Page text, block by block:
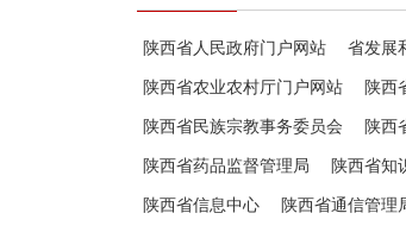
陕西省人民政府门户网站 省发展
陕西省农业农村厅门户网站 陕西
陕西省民族宗教事务委员会 陕西
陕西省药品监督管理局 陕西省知
陕西省信息中心 陕西省通信管理